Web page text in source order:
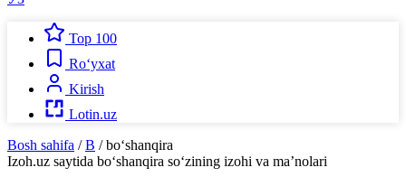
Top 100
Ro‘yxat
Kirish
Lotin.uz
Bosh sahifa / B / bo‘shanqira
Izoh.uz saytida bo‘shanqira so‘zining izohi va ma’nolari